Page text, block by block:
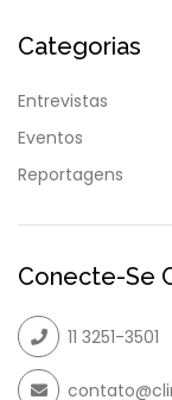
Categorias
Entrevistas
Eventos
Reportagens
Conecte-Se
11 3251-3501